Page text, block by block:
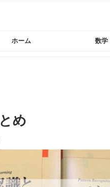
ホーム 数学
め